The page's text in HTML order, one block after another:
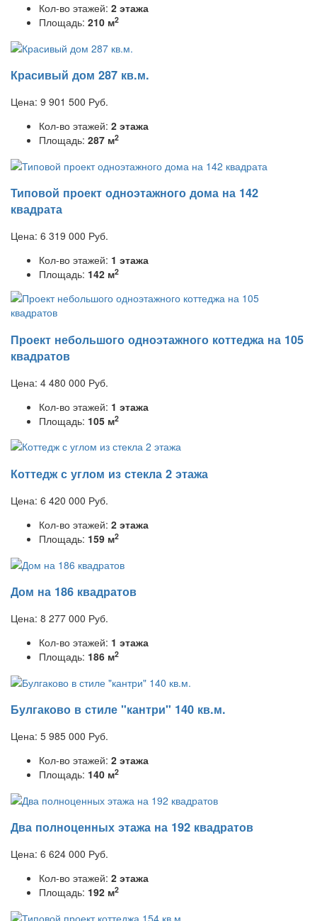
Кол-во этажей: 2 этажа
Площадь: 210 м2
Красивый дом 287 кв.м.
Цена: 9 901 500 Руб.
Кол-во этажей: 2 этажа
Площадь: 287 м2
Типовой проект одноэтажного дома на 142
квадрата
Цена: 6 319 000 Руб.
Кол-во этажей: 1 этажа
Площадь: 142 м2
Проект небольшого одноэтажного коттеджа на 105
квадратов
Цена: 4 480 000 Руб.
Кол-во этажей: 1 этажа
Площадь: 105 м2
Коттедж с углом из стекла 2 этажа
Цена: 6 420 000 Руб.
Кол-во этажей: 2 этажа
Площадь: 159 м2
Дом на 186 квадратов
Цена: 8 277 000 Руб.
Кол-во этажей: 1 этажа
Площадь: 186 м2
Булгаково в стиле "кантри" 140 кв.м.
Цена: 5 985 000 Руб.
Кол-во этажей: 2 этажа
Площадь: 140 м2
Два полноценных этажа на 192 квадратов
Цена: 6 624 000 Руб.
Кол-во этажей: 2 этажа
Площадь: 192 м2